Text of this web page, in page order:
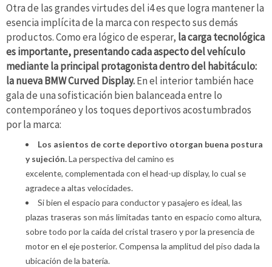
Otra de las grandes virtudes del i4 es que logra mantener la
esencia implícita de la marca con respecto sus demás
productos. Como era lógico de esperar, la carga tecnológica
es importante, presentando cada aspecto del vehículo
mediante la principal protagonista dentro del habitáculo:
la nueva BMW Curved Display.En el interior también hace
gala de una sofisticación bien balanceada entre lo
contemporáneo y los toques deportivos acostumbrados
por la marca:
Los asientos de corte deportivo otorgan buena postura
y sujeción.La perspectiva del camino es
excelente, complementada con el head-up display, lo cual se
agradece a altas velocidades.
Si bien el espacio para conductor y pasajero es ideal, las
plazas traseras son más limitadas tanto en espacio como altura,
sobre todo por la caída del cristal trasero y por la presencia de
motor en el eje posterior. Compensa la amplitud del piso dada la
ubicación de la batería.